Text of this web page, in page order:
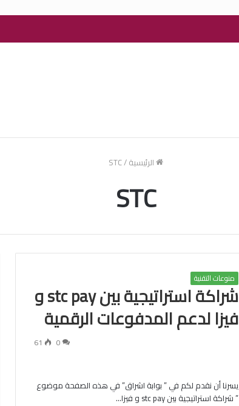
الرئيسية/
STC
STC
منوعات التقنية
شراكة استراتيجية بين stc pay و
فيزا لدعم المدفوعات الرقمية
0
61
يسرنا أن نقدم لكم في ” بوابة اشراق” في هذه الصفحة موضوع
” شراكة استراتيجية بين stc pay و فيزا…